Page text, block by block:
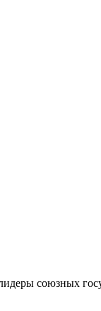
союзных